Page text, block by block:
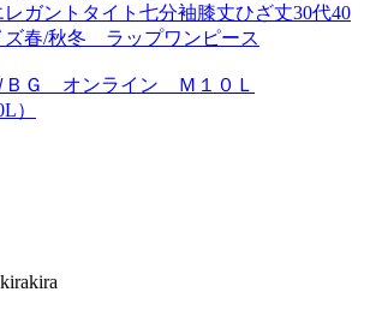
ガントタイト七分袖膝丈ひざ丈30代40
ズ春/秋冬 ラップワンピース
Ｇ オンライン Ｍ１０Ｌ
）